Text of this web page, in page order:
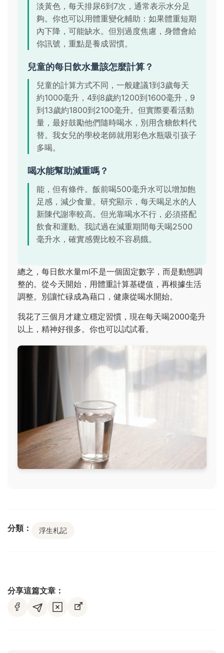
淡黃色，每天排尿6到7次，通常表示水分足
夠。你也可以用體重變化輔助：如果體重短期
內下降，可能缺水。但別過度焦慮，身體會給
你訊號，重點是養成習慣。
兒童的每日飲水量該怎麼計算？
兒童的計算方式不同，一般建議1到3歲每天
約1000毫升，4到8歲約1200到1600毫升，9
到13歲約1800到2100毫升。但實際要看活動
量，最好鼓勵他們隨時喝水，別用含糖飲料代
替。我女兒的學校老師就用彩色水瓶吸引孩子
多喝。
喝水能幫助減重嗎？
能，但有條件。飯前喝500毫升水可以增加飽
足感，減少食量。研究顯示，每天喝足水的人
新陳代謝率較高。但光靠喝水不行，必須搭配
飲食和運動。我試過在減重期間每天喝2500
毫升水，確實感覺比較不容易餓。
總之，每日飲水量ml不是一個固定數字，而是動態調
整的。從今天開始，用體重計算基礎值，再根據生活
調整。別讓忙碌成為藉口，健康從喝水開始。
我花了三個月才建立穩定習慣，現在每天喝2000毫升
以上，精神好很多。你也可以試試看。
分類： 浮生札記
分享這篇文章：